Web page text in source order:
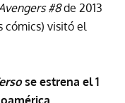
#8de 2013
cómics) visitó el
se estrena el 1